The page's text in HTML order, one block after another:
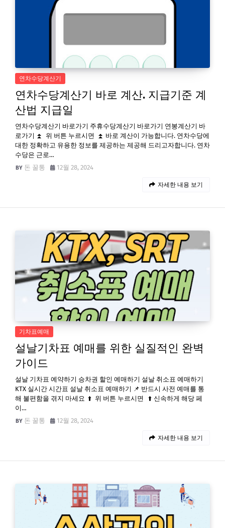
연차수당계산기
연차수당계산기 바로 계산. 지급기준 계
산법 지급일
연차수당계산기 바로가기 주휴수당계산기 바로가기 연봉계산기 바
로가기 ⏫ 위 버튼 누르시면 ⏫ 바로 계산이 가능합니다. 연차수당에
대한 정확하고 유용한 정보를 제공하는 제공해 드리고자합니다. 연차
수당은 근로…
돈 꿀통
12월 28, 2024
자세한 내용 보기
기차표예매
설날기차표 예매를 위한 실질적인 완벽
가이드
설날 기차표 예약하기 승차권 할인 예매하기 설날 취소표 예매하기
KTX 실시간 시간표 설날 취소표 예매하기 📌 반드시 사전 예매를 통
해 불편함을 겪지 마세요 ⬆️ 위 버튼 누르시면 ⬆️ 신속하게 해당 페
이…
돈 꿀통
12월 28, 2024
자세한 내용 보기